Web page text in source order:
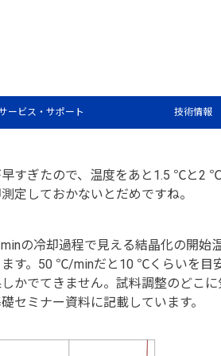
ービス・サポート 技術情報
すぎたので、温度をあと1.5 ℃と2
定しておかないとだめですね。
の冷却過程で見える結晶化の開始
す。50 ℃/minだと10 ℃くらいを目安
かでてきません。試料調整のどこ
セミナー資料に記載しています。